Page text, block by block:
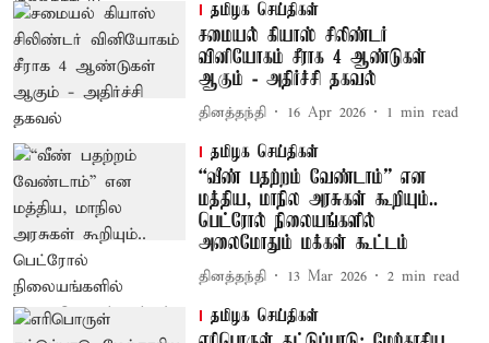
தமிழக செய்திகள்
சமையல் கியாஸ் சிலிண்டர்
வினியோகம் சீராக 4 ஆண்டுகள்
ஆகும் - அதிர்ச்சி தகவல்
தினத்தந்தி 16 Apr 2026 1 min read
தமிழக செய்திகள்
“வீண் பதற்றம் வேண்டாம்” என
மத்திய, மாநில அரசுகள் கூறியும்..
பெட்ரோல் நிலையங்களில்
அலைமோதும் மக்கள் கூட்டம்
தினத்தந்தி 13 Mar 2026 2 min read
தமிழக செய்திகள்